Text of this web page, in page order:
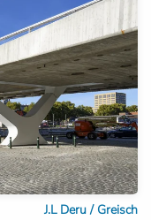
J.L Deru / Greisch